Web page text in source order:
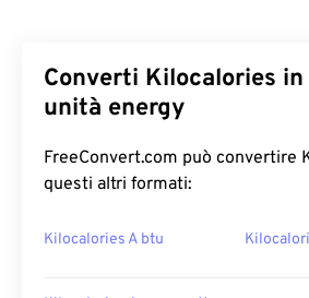
Converti Kilocalories
unità energy
FreeConvert.com può convertire
questi altri formati:
Kilocalories A btu